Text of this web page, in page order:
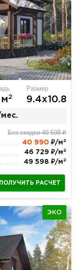
м2
Размер
9.4х10.8
Без скидки 49 598 ₽
40 990 ₽/м 2
46 729 ₽/м 2
49 598 ₽/м 2
ПОЛУЧИТЬ РАСЧЕТ
ЭКО